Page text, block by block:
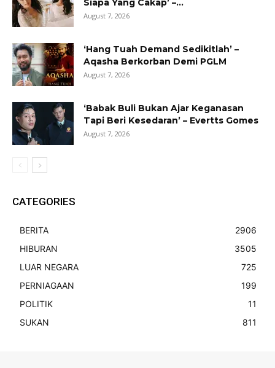
Siapa Yang Cakap’ –...
August 7, 2026
‘Hang Tuah Demand Sedikitlah’ –
Aqasha Berkorban Demi PGLM
August 7, 2026
‘Babak Buli Bukan Ajar Keganasan
Tapi Beri Kesedaran’ – Evertts Gomes
August 7, 2026
CATEGORIES
BERITA
2906
HIBURAN
3505
LUAR NEGARA
725
PERNIAGAAN
199
POLITIK
11
SUKAN
811